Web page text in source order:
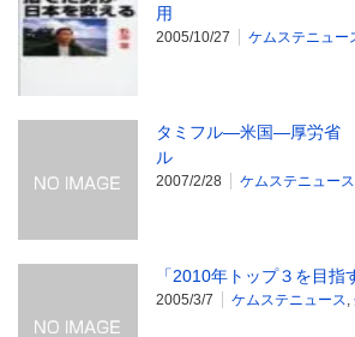
用
2005/10/27 ケムステニュー
タミフル―米国―厚労省
ル
2007/2/28 ケムステニュース
「2010年トップ３を目
2005/3/7 ケムステニュース,